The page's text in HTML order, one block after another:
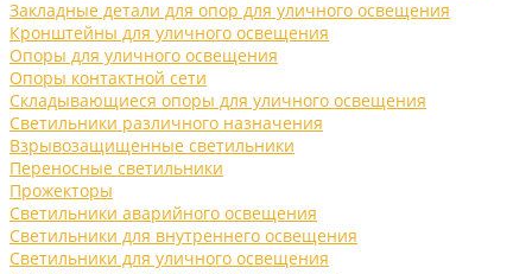
Закладные детали для опор для уличного освещения
Кронштейны для уличного освещения
Опоры для уличного освещения
Опоры контактной сети
Складывающиеся опоры для уличного освещения
Светильники различного назначения
Взрывозащищенные светильники
Переносные светильники
Прожекторы
Светильники аварийного освещения
Светильники для внутреннего освещения
Светильники для уличного освещения